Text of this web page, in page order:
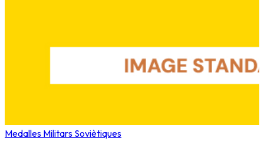
Medalles Militars Soviètiques